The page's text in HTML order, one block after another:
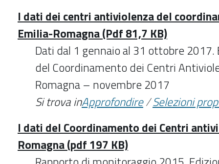
I dati dei centri antiviolenza del
Emilia-Romagna (Pdf 81,7 KB)
Dati dal 1 gennaio al 31 ottobre 2017.
del Coordinamento dei Centri
Romagna – novembre 2017
Si trova inApprofondire/Selezioni
I dati del Coordinamento dei Centri
Romagna (pdf 197 KB)